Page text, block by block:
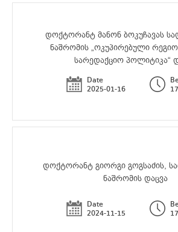
დოქტორანტ მანონ ბოკუჩავას
ნაშრომის „ოკუპირებული
სარედაქციო პოლიტიკა“
Date
2025-01-16
დოქტორანტ გიორგი გოგსაძის,
ნაშრომის დაცვა
Date
2024-11-15